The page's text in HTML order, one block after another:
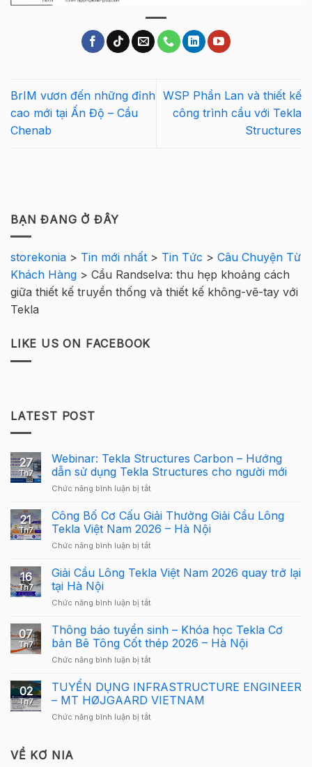
BrIM vươn đến những đỉnh
cao mới tại Ấn Độ – Cầu
Chenab
WSP Phần Lan và thiết kế
công trình cầu với Tekla
Structures
BẠN ĐANG Ở ĐÂY
storekonia > Tin mới nhất > Tin Tức > Câu Chuyện Từ
Khách Hàng > Cầu Randselva: thu hẹp khoảng cách
giữa thiết kế truyền thống và thiết kế không-vẽ-tay với
Tekla
LIKE US ON FACEBOOK
LATEST POST
27
Th7
Webinar: Tekla Structures Carbon – Hướng
dẫn sử dụng Tekla Structures cho người mới
Chức năng bình luận bị tắtở
Tekla
Structures
Carbon
–
dẫn
Tekla
cho
người
21
Th7
Công Bố Cơ Cấu Giải Thưởng Giải Cầu Lông
Tekla Việt Nam 2026 – Hà Nội
Chức năng bình luận bị tắtở
Bố
Giải
Giải
Cầu
Lông
Tekla
Nam
2026
Hà
16
Th7
Giải Cầu Lông Tekla Việt Nam 2026 quay trở lại
tại Hà Nội
Chức năng bình luận bị tắtở
Cầu
Lông
Tekla
Việt
2026
quay
lại
07
Th7
Thông báo tuyển sinh – Khóa học Tekla Cơ
bản Bê Tông Cốt thép 2026 – Hà Nội
Chức năng bình luận bị tắtở
báo
tuyển
sinh
–
02
Th7
TUYỂN DỤNG INFRASTRUCTURE ENGINEER
– MT HØJGAARD VIETNAM
Chức năng bình luận bị tắtở
VỀ KƠ NIA